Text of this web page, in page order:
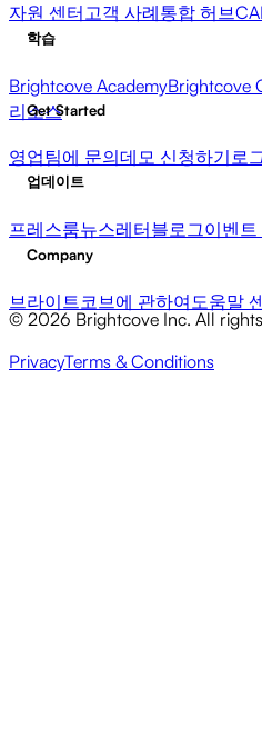
자원 센터고객 사례통합 허브
학습
Brightcove AcademyBrightcove
리소스
Get Started
영업팀에 문의데모 신청하기로
업데이트
프레스룸뉴스레터블로그이벤
Company
브라이트코브에 관하여 도움말
© 2026 Brightcove Inc. All
PrivacyTerms & Conditions